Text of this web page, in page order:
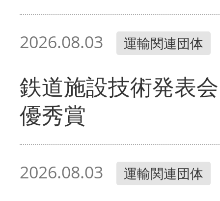
2026.08.03 運輸関連団体
鉄道施設技術発表
優秀賞
2026.08.03 運輸関連団体